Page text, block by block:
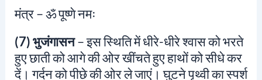
मंत्र –ॐ पूष्णे नमः
(7) भुजंगासन– इस स्थिति में धीरे-धीरे श्वास को भरते
हुए छाती को आगे की ओर खींचते हुए हाथों को सीधे कर
दें। गर्दन को पीछे की ओर ले जाएं। घुटने पृथ्वी का स्पर्श